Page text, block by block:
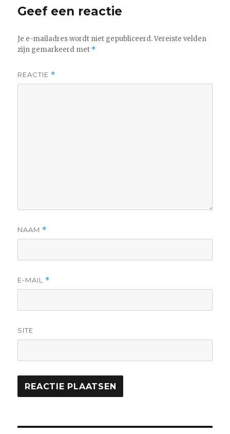
Geef een reactie
Je e-mailadres wordt niet gepubliceerd. Vereiste velden
zijn gemarkeerd met *
REACTIE *
NAAM *
E-MAIL *
SITE